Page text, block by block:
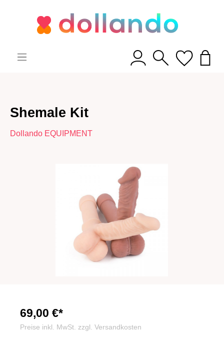
Shemale Kit
Dollando EQUIPMENT
69,00 €*
Preise inkl. MwSt. zzgl. Versandkosten